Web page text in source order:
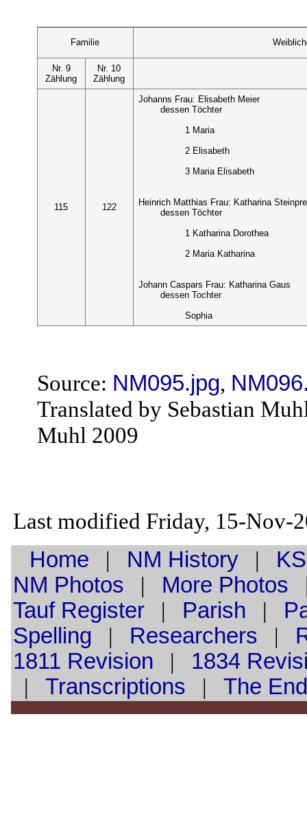
Familie
Nr. 9
Zählung
Nr. 10
Zählung
115 122
Johanns Frau: Elisabeth Meier
dessen Töchter
1 Maria
2 Elisabeth
3 Maria Elisabeth
Heinrich Matthias Frau: Katharina
dessen Töchter
1 Katharina Dorothea
2 Maria Katharina
Johann Caspars Frau: Katharina Gaus
dessen Tochter
Sophia
Source: NM095.jpg,
Translated by Sebastian
Muhl 2009
Last modified Friday, 15-Nov-
Home | NM History|
NM Photos | More Photos
TaufRegister| Parish |
Spelling | Researchers |
1811 Revision | 1834
| Transcriptions | The End